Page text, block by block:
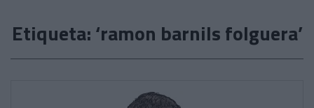
Etiqueta: ‘ramon barnils folguera’